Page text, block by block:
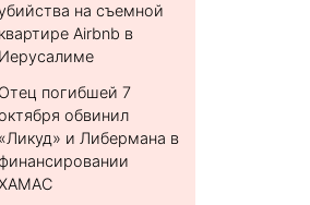
на съемной
квартире Airbnb в
Иерусалиме
Отец погибшей 7
обвинил
«Ликуд» и Либермана в